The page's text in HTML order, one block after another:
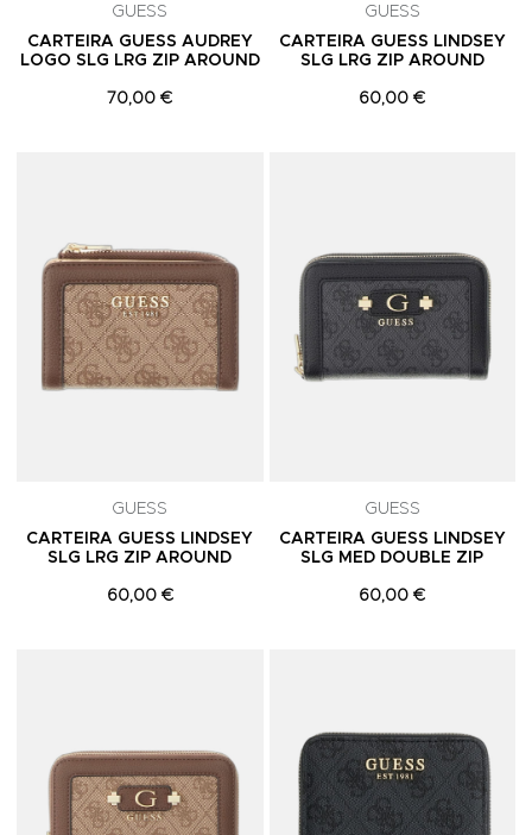
GUESS
CARTEIRA GUESS AUDREY
LOGO SLG LRG ZIP AROUND
70,00 €
GUESS
CARTEIRA GUESS LINDSEY
SLG LRG ZIP AROUND
60,00 €
GUESS
CARTEIRA GUESS LINDSEY
SLG LRG ZIP AROUND
60,00 €
GUESS
CARTEIRA GUESS LINDSEY
SLG MED DOUBLE ZIP
60,00 €